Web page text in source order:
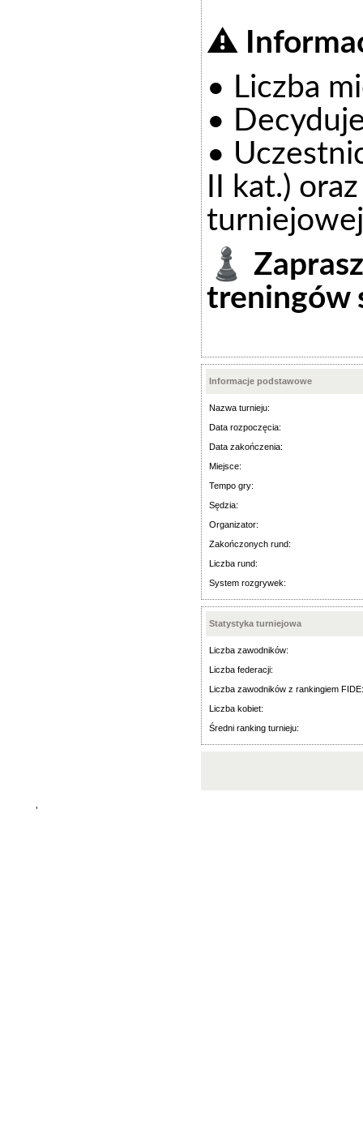
⚠️
• Liczba
•
•
II kat.)
turniejowej
♟️
treningów
Informacje podstawowe
Nazwa turnieju:
Data rozpoczęcia:
Data zakończenia:
Miejsce:
Tempo gry:
Sędzia:
Organizator:
Zakończonych rund:
Liczba rund:
System rozgrywek:
Statystyka turniejowa
Liczba zawodników:
Liczba federacji:
Liczba zawodników z rankingiem FIDE:
Liczba kobiet:
Średni ranking turnieju:
'